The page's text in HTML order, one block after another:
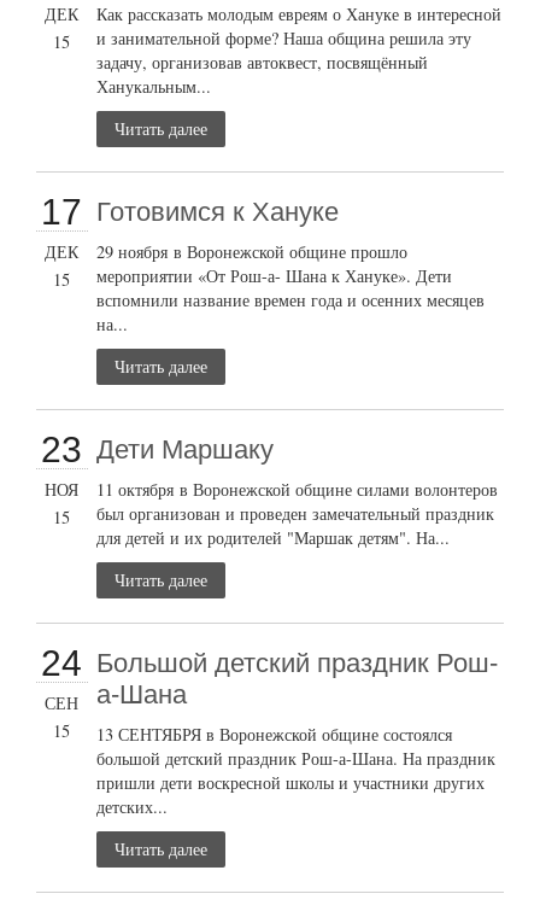
ДЕК
15
Как рассказать молодым евреям о Хануке в интересной
и занимательной форме? Наша община решила эту
задачу, организовав автоквест, посвящённый
Ханукальным...
Читать далее
17
ДЕК
15
Готовимся к Хануке
29 ноября в Воронежской общине прошло
мероприятии «От Рош-а- Шана к Хануке». Дети
вспомнили название времен года и осенних месяцев
на...
Читать далее
23
НОЯ
15
Дети Маршаку
11 октября в Воронежской общине силами волонтеров
был организован и проведен замечательный праздник
для детей и их родителей "Маршак детям". На...
Читать далее
24
СЕН
15
Большой детский праздник Рош-
а-Шана
13 СЕНТЯБРЯ в Воронежской общине состоялся
большой детский праздник Рош-а-Шана. На праздник
пришли дети воскресной школы и участники других
детских...
Читать далее